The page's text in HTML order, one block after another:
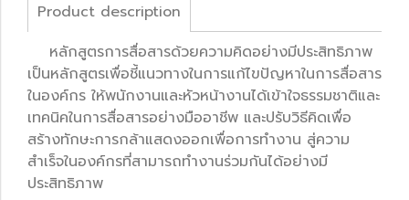
Product description
หลักสูตรการสื่อสารด้วยความคิดอย่างมีประสิทธิภาพ
เป็นหลักสูตรเพื่อชี้แนวทางในการแก้ไขปัญหาในการสื่อสาร
ในองค์กร ให้พนักงานและหัวหน้างานได้เข้าใจธรรมชาติและ
เทคนิคในการสื่อสารอย่างมืออาชีพ และปรับวิธีคิดเพื่อ
สร้างทักษะการกล้าแสดงออกเพื่อการทำงาน สู่ความ
สำเร็จในองค์กรที่สามารถทำงานร่วมกันได้อย่างมี
ประสิทธิภาพ